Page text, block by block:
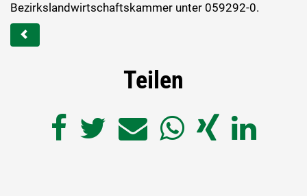
Bezirkslandwirtschaftskammer unter 059292-0.
Teilen